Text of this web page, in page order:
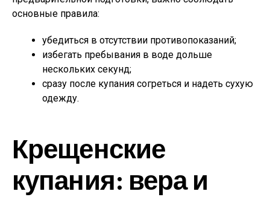
основные правила:
убедиться в отсутствии противопоказаний;
избегать пребывания в воде дольше
нескольких секунд;
сразу после купания согреться и надеть сухую
одежду.
Крещенские
купания: вера и